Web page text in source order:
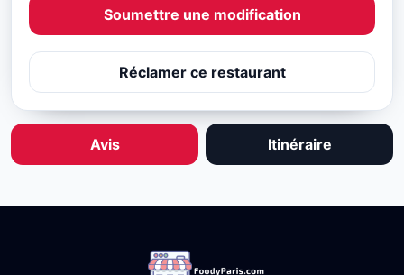
Soumettre une modification
Réclamer ce restaurant
Avis Itinéraire